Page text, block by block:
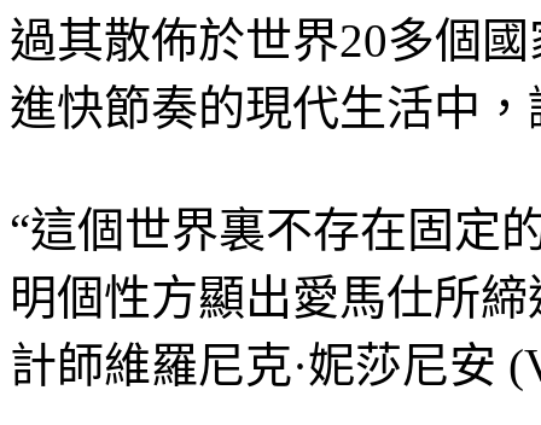
過其散佈於世界20多個
進快節奏的現代生活中
“這個世界裏不存在固定
明個性方顯出愛馬仕所
計師維羅尼克·妮莎尼安